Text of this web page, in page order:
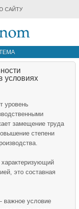
САЙТУ
условиях
уровень
замещение труда
степени
характеризующий
это составная
важное условие